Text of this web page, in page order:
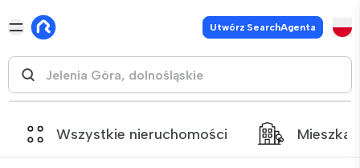
Utwórz SearchAgenta
Wszystkie nieruchomości